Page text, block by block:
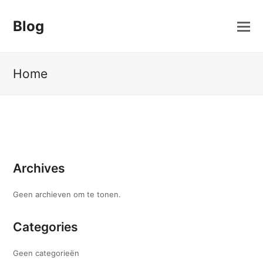
Blog
Home
Archives
Geen archieven om te tonen.
Categories
Geen categorieën